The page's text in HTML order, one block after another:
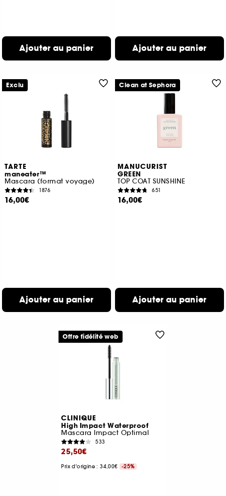
Ajouter au panier Ajouter au panier
TARTE
maneater™
Mascara (format voyage)
1876
16,00€
Ajouter au panier
Exclu
MANUCURIST
GREEN
TOP COAT SUNSHINE
651
16,00€
Ajouter au panier
Clean at Sephora
CLINIQUE
High Impact Waterproof
Mascara Impact Optimal
533
25,50€
Prix d'origine : 34,00€ -25%
Offre fidélité web